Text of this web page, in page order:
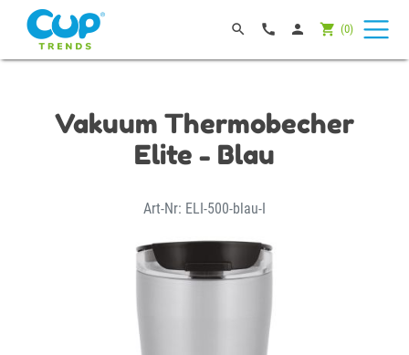
    (0)
Vakuum Thermobecher
Elite - Blau
Art-Nr: ELI-500-blau-I